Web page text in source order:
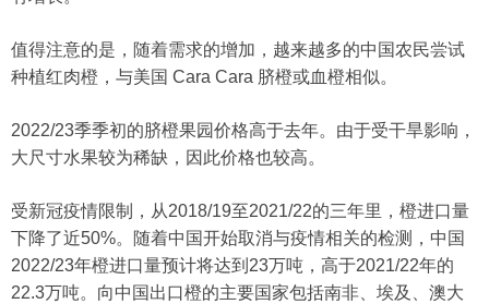
值得注意的是，随着需求的增加，越来越多的中国农民尝试
种植红肉橙，与美国 Cara Cara 脐橙或血橙相似。
2022/23季季初的脐橙果园价格高于去年。由于受干旱影响，
大尺寸水果较为稀缺，因此价格也较高。
受新冠疫情限制，从2018/19至2021/22的三年里，橙进口量
下降了近50%。随着中国开始取消与疫情相关的检测，中国
2022/23年橙进口量预计将达到23万吨，高于2021/22年的
22.3万吨。向中国出口橙的主要国家包括南非、埃及、澳大